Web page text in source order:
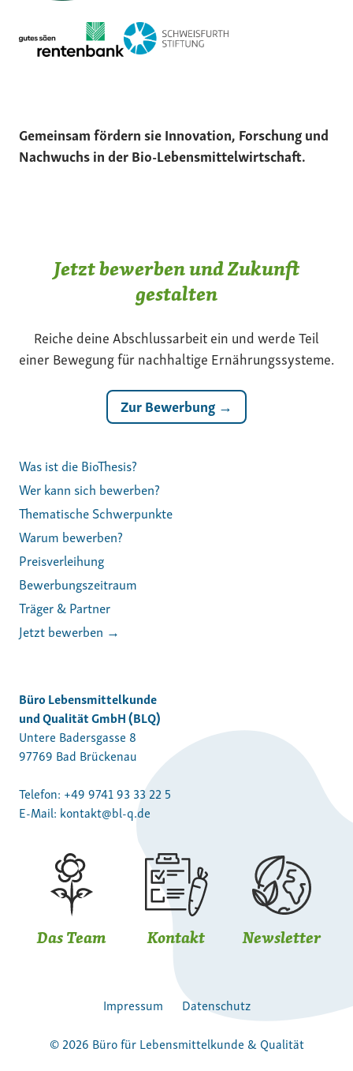
Gemeinsam fördern sie Innovation, Forschung und
Nachwuchs in der Bio-Lebensmittelwirtschaft.
Jetzt bewerben und Zukunft
gestalten
Reiche deine Abschlussarbeit ein und werde Teil
einer Bewegung für nachhaltige Ernährungssysteme.
Zur Bewerbung →
Was ist die BioThesis?
Wer kann sich bewerben?
Thematische Schwerpunkte
Warum bewerben?
Preisverleihung
Bewerbungszeitraum
Träger & Partner
Jetzt bewerben →
Büro Lebensmittelkunde
und Qualität GmbH (BLQ)
Untere Badersgasse 8
97769 Bad Brückenau
Telefon: +49 9741 93 33 22 5
E-Mail: kontakt@bl-q.de
Das Team Kontakt Newsletter
Impressum
Datenschutz
© 2026 Büro für Lebensmittelkunde & Qualität